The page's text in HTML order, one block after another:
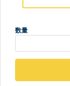
数量